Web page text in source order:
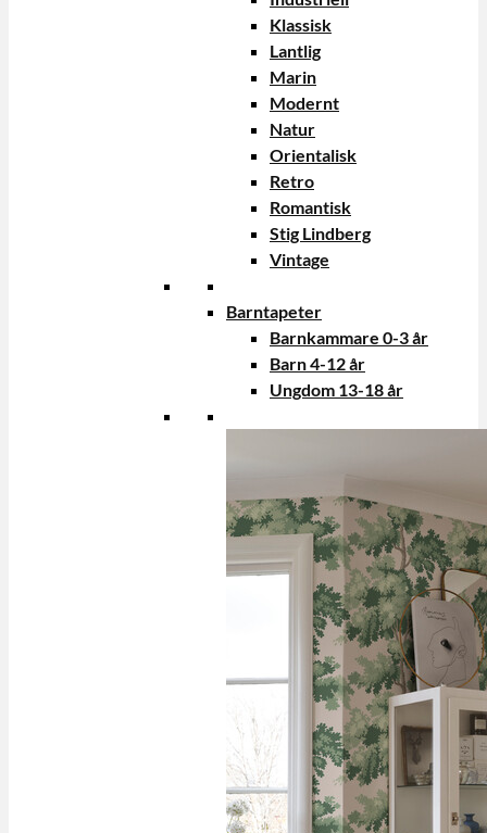
Klassisk
Lantlig
Marin
Modernt
Natur
Orientalisk
Retro
Romantisk
Stig Lindberg
Vintage
Barntapeter
Barnkammare 0-3 år
Barn 4-12 år
Ungdom 13-18 år